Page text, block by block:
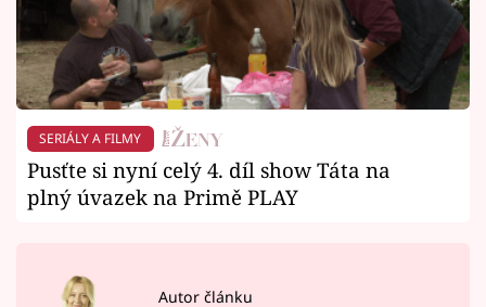
SERIÁLY A FILMY
Pusťte si nyní celý 4. díl show Táta na
plný úvazek na Primě PLAY
Autor článku